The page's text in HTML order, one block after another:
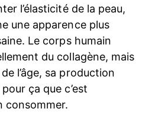
l’élasticité de la peau,
une apparence plus
Le corps humain
du collagène, mais
l’âge, sa production
ça que c’est
consommer.